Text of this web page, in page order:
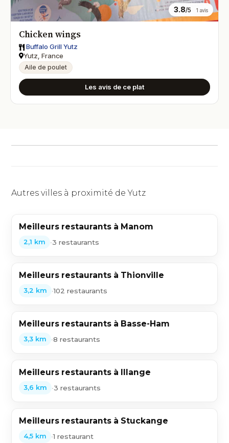
3.8/5 1 avis
Chicken wings
Buffalo Grill Yutz
Yutz, France
Aile de poulet
Les avis de ce plat
Autres villes à proximité de Yutz
Meilleurs restaurants à Manom
2,1 km •3 restaurants
Meilleurs restaurants à Thionville
3,2 km •102 restaurants
Meilleurs restaurants à Basse-Ham
3,3 km •8 restaurants
Meilleurs restaurants à Illange
3,6 km •3 restaurants
Meilleurs restaurants à Stuckange
4,5 km •1 restaurant